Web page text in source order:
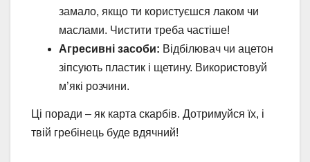
замало, якщо ти користуєшся лаком чи
маслами. Чистити треба частіше!
Агресивні засоби: Відбілювач чи ацетон
зіпсують пластик і щетину. Використовуй
м’які розчини.
Ці поради – як карта скарбів. Дотримуйся їх, і
твій гребінець буде вдячний!